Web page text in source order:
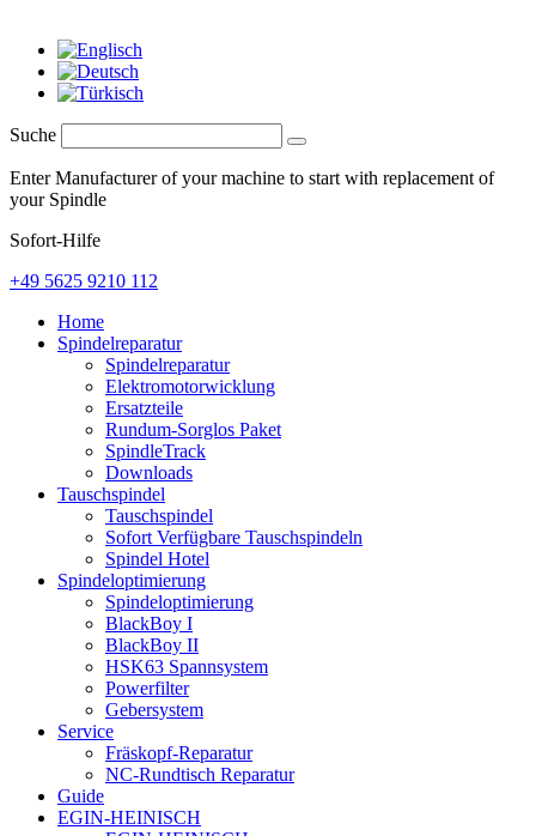
Suche
Enter Manufacturer of your machine to start with replacement of
your Spindle
Sofort-Hilfe
+49 5625 9210 112
Home
Spindelreparatur
Spindelreparatur
Elektromotorwicklung
Ersatzteile
Rundum-Sorglos Paket
SpindleTrack
Downloads
Tauschspindel
Tauschspindel
Sofort Verfügbare Tauschspindeln
Spindel Hotel
Spindeloptimierung
Spindeloptimierung
BlackBoy I
BlackBoy II
HSK63 Spannsystem
Powerfilter
Gebersystem
Service
Fräskopf-Reparatur
NC-Rundtisch Reparatur
Guide
EGIN-HEINISCH